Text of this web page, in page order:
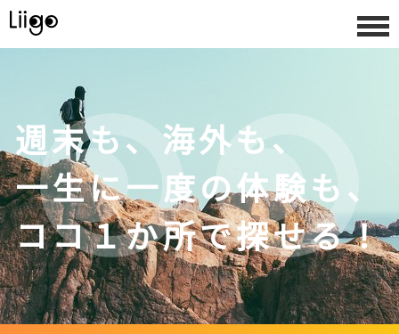
週末も、海外も、
一生に一度の体験も、
ココ１か所で探せる！